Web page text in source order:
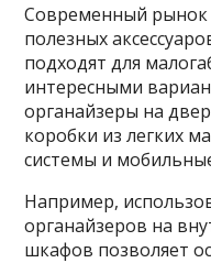
Современный рынок
полезных
подходят для
интересными
органайзеры на
коробки из легких
системы и
Например,
органайзеров на
шкафов позволяет